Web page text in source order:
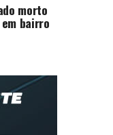
morto
bairro